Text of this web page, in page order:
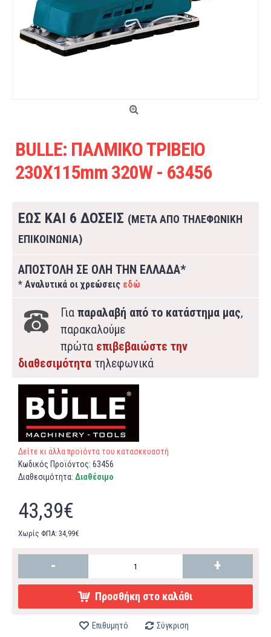
BULLE: ΠΑΛΜΙΚΟ ΤΡΙΒΕΙΟ
230X115mm 320W - 63456
ΕΩΣ ΚΑΙ 6 ΔΟΣΕΙΣ (ΜΕΤΑ ΑΠΟ ΤΗΛΕΦΩΝΙΚΗ
ΕΠΙΚΟΙΝΩΝΙΑ)
ΑΠΟΣΤΟΛΗ ΣΕ ΟΛΗ ΤΗΝ ΕΛΛΑΔΑ*
* Αναλυτικά οι χρεώσεις εδώ
Για παραλαβή από το κατάστημα μας,
παρακαλούμε
πρώτα επιβεβαιώστε την
διαθεσιμότητα τηλεφωνικά
Δείτε κι άλλα προϊόντα του κατασκευαστή
Κωδικός Προϊόντος: 63456
Διαθεσιμότητα: Διαθέσιμο
43,39€
Χωρίς ΦΠΑ: 34,99€
- +
Προσθήκη στο καλάθι
Επιθυμητό Σύγκριση